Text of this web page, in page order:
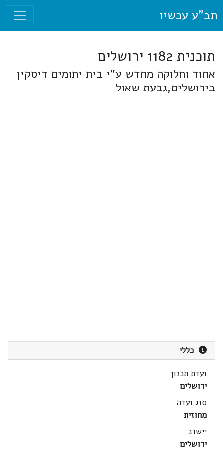
תב"ע עכשיו
תוכנית 1182 ירושלים
אחוד וחלוקה מחדש ע"י בית יתומים דיסקין
בירושלים,גבעת שאול
כללי
ועדת תכנון
ירושלים
סוג ועדה
מחוזית
יישוב
ירושלים